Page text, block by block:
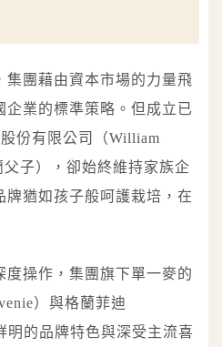
集團藉由資本市場的力量飛
企業的標準策略。但成立已
份有限公司（William
子），卻始終維持家族企
牌猶如孩子般呵護栽培，在
度操作，集團旗下單一麥的
）與格蘭菲迪
明的品牌特色與深受主流喜